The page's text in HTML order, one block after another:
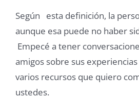
Según esta definición, la
aunque esa puede no haber
Empecé a tener
amigos sobre sus
varios recursos que quiero
ustedes.